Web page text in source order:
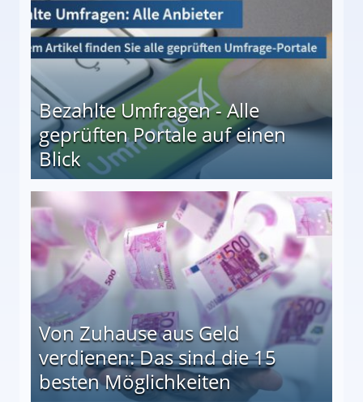
Bezahlte Umfragen - Alle
geprüften Portale auf einen
Blick
auf einen Blick
Von Zuhause aus Geld
verdienen: Das sind die 15
besten Möglichkeiten